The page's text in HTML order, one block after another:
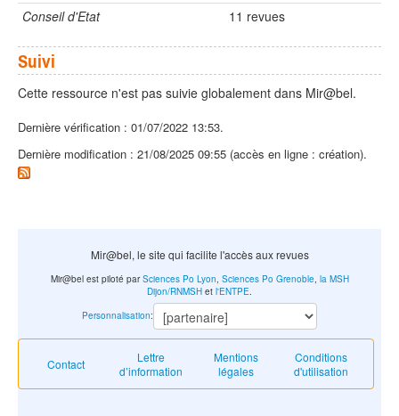
Conseil d'Etat
11 revues
Suivi
Cette ressource n'est pas suivie globalement dans Mir@bel.
Dernière vérification : 01/07/2022 13:53.
Dernière modification : 21/08/2025 09:55 (accès en ligne : création).
Mir@bel, le site qui facilite l'accès aux revues
Contact
Lettre
d’information
Mentions
légales
Conditions
d'utilisation
Mir@bel est piloté parSciences Po Lyon, Sciences Po Grenoble, la MSH
Dijon/RNMSH et l'ENTPE.
Personnalisation: